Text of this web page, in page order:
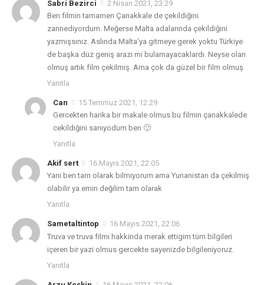
Sabri Bezirci
2 Nisan 2021, 23:29
Ben filmin tamamen Çanakkale de çekildiğini
zannediyordum. Meğerse Malta adalarında çekildiğini
yazmışsınız. Aslında Malta’ya gitmeye gerek yoktu Türkiye
de başka düz geniş arazi mi bulamayacaklardı. Neyse olan
olmuş artık film çekilmiş. Ama çok da güzel bir film olmuş
Yanıtla
Can
15 Temmuz 2021, 12:29
Gercekten harika bir makale olmus bu filmin çanakkalede
cekildiğini sanıyodum ben 🙂
Yanıtla
Akif sert
16 Mayıs 2021, 22:05
Yani ben tam olarak bilmiyorum ama Yunanistan da çekilmiş
olabilir ya emin değilim tam olarak
Yanıtla
Sametaltintop
16 Mayıs 2021, 22:06
Truva ve truva filmi hakkinda merak ettigim tüm bilgileri
içeren bir yazi olmus gercekte sayenizde bilgileniyoruz.
Yanıtla